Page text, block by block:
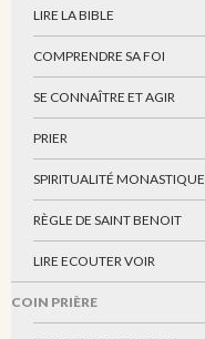
LIRE LA BIBLE
COMPRENDRE SA FOI
SE CONNAÎTRE ET AGIR
PRIER
SPIRITUALITÉ MONASTIQUE
RÈGLE DE SAINT BENOIT
LIRE ECOUTER VOIR
COIN PRIÈRE